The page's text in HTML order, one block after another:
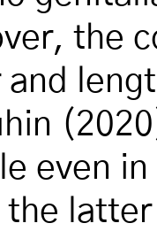
the
and
even in
the